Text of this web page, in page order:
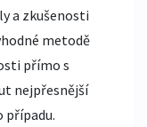
a zkušenosti
metodě
přímo s
nejpřesnější
případu.